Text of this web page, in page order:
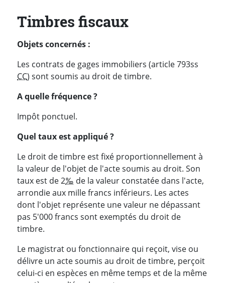
Timbres fiscaux
Objets concernés :
Les contrats de gages immobiliers (article 793ss
CC) sont soumis au droit de timbre.
A quelle fréquence ?
Impôt ponctuel.
Quel taux est appliqué ?
Le droit de timbre est fixé proportionnellement à
la valeur de l'objet de l'acte soumis au droit. Son
taux est de 2‰ de la valeur constatée dans l'acte,
arrondie aux mille francs inférieurs. Les actes
dont l'objet représente une valeur ne dépassant
pas 5'000 francs sont exemptés du droit de
timbre.
Le magistrat ou fonctionnaire qui reçoit, vise ou
délivre un acte soumis au droit de timbre, perçoit
celui-ci en espèces en même temps et de la même